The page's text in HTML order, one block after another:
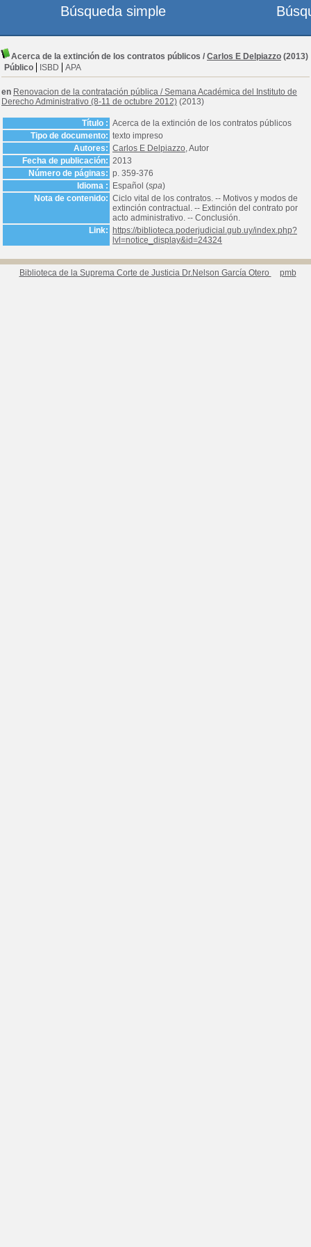
Acerca de la extinción de los contratos públicos / Carlos E Delpiazzo (2013)
Público
ISBD APA
en Renovacion de la contratación pública /Semana Académica del Instituto de
Derecho Administrativo (8-11 de octubre 2012) (2013)
Título : Acerca de la extinción de los contratos públicos
Tipo de documento: texto impreso
Autores: Carlos E Delpiazzo, Autor
Fecha de publicación: 2013
Número de páginas: p. 359-376
Idioma :
Español (spa)
Nota de contenido: Ciclo vital de los contratos. -- Motivos y modos de
extinción contractual. -- Extinción del contrato por
acto administrativo. -- Conclusión.
Link:
https://biblioteca.poderjudicial.gub.uy/index.php?
lvl=notice_display&id=24324
Biblioteca de la Suprema Corte de Justicia Dr.Nelson García Otero pmb
Búsqueda simple